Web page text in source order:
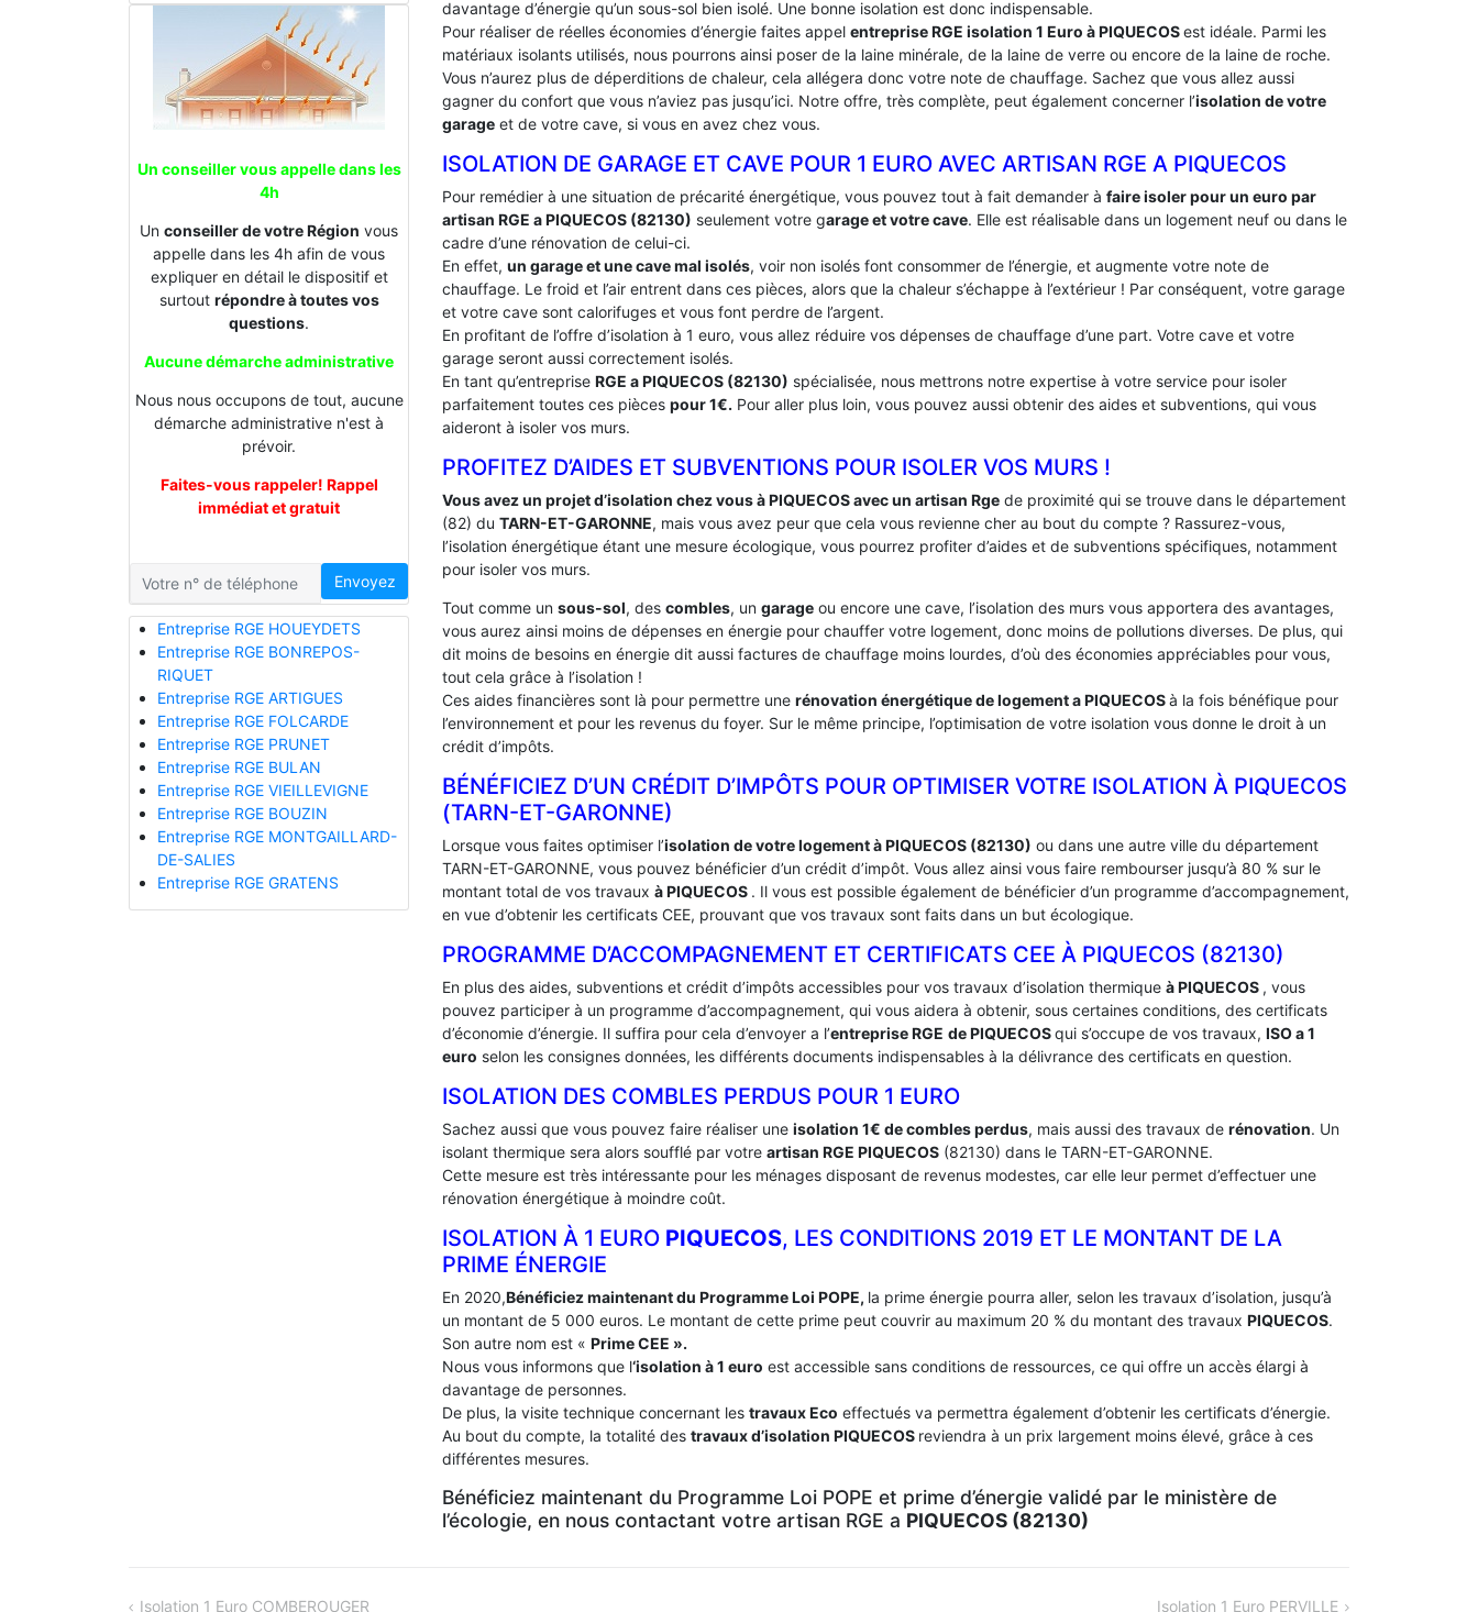
Un conseiller vous appelle dans les
4h
Un conseiller de votre Région vous
appelle dans les 4h afin de vous
expliquer en détail le dispositif et
surtout répondre à toutes vos
questions.
Aucune démarche administrative
Nous nous occupons de tout, aucune
démarche administrative n'est à
prévoir.
Faites-vous rappeler! Rappel
immédiat et gratuit
Envoyez
Entreprise RGE HOUEYDETS
Entreprise RGE BONREPOS-
RIQUET
Entreprise RGE ARTIGUES
Entreprise RGE FOLCARDE
Entreprise RGE PRUNET
Entreprise RGE BULAN
Entreprise RGE VIEILLEVIGNE
Entreprise RGE BOUZIN
Entreprise RGE MONTGAILLARD-
DE-SALIES
Entreprise RGE GRATENS
davantage d’énergie qu’un sous-sol bien isolé. Une bonne isolation est donc indispensable.
Pour réaliser de réelles économies d’énergie faites appel entreprise RGE isolation 1 Euro à PIQUECOSest idéale. Parmi les
matériaux isolants utilisés, nous pourrons ainsi poser de la laine minérale, de la laine de verre ou encore de la laine de roche.
Vous n’aurez plus de déperditions de chaleur, cela allégera donc votre note de chauffage. Sachez que vous allez aussi
gagner du confort que vous n’aviez pas jusqu’ici. Notre offre, très complète, peut également concerner l’isolation de votre
garage et de votre cave, si vous en avez chez vous.
ISOLATION DE GARAGE ET CAVE POUR 1 EURO AVEC ARTISAN RGE A PIQUECOS
Pour remédier à une situation de précarité énergétique, vous pouvez tout à fait demander à faire isoler pour un euro par
artisan RGE a PIQUECOS (82130) seulement votre garage et votre cave. Elle est réalisable dans un logement neuf ou dans le
cadre d’une rénovation de celui-ci.
En effet, un garage et une cave mal isolés, voir non isolés font consommer de l’énergie, et augmente votre note de
chauffage. Le froid et l’air entrent dans ces pièces, alors que la chaleur s’échappe à l’extérieur ! Par conséquent, votre garage
et votre cave sont calorifuges et vous font perdre de l’argent.
En profitant de l’offre d’isolation à 1 euro, vous allez réduire vos dépenses de chauffage d’une part. Votre cave et votre
garage seront aussi correctement isolés.
En tant qu’entreprise RGE a PIQUECOS (82130) spécialisée, nous mettrons notre expertise à votre service pour isoler
parfaitement toutes ces pièces pour 1€. Pour aller plus loin, vous pouvez aussi obtenir des aides et subventions, qui vous
aideront à isoler vos murs.
PROFITEZ D’AIDES ET SUBVENTIONS POUR ISOLER VOS MURS !
Vous avez un projet d’isolation chez vous à PIQUECOS avec un artisan Rge de proximité qui se trouve dans le département
(82) du TARN-ET-GARONNE, mais vous avez peur que cela vous revienne cher au bout du compte ? Rassurez-vous,
l’isolation énergétique étant une mesure écologique, vous pourrez profiter d’aides et de subventions spécifiques, notamment
pour isoler vos murs.
Tout comme un sous-sol, des combles, un garage ou encore une cave, l’isolation des murs vous apportera des avantages,
vous aurez ainsi moins de dépenses en énergie pour chauffer votre logement, donc moins de pollutions diverses. De plus, qui
dit moins de besoins en énergie dit aussi factures de chauffage moins lourdes, d’où des économies appréciables pour vous,
tout cela grâce à l’isolation !
Ces aides financières sont là pour permettre une rénovation énergétique de logement aPIQUECOSà la fois bénéfique pour
l’environnement et pour les revenus du foyer. Sur le même principe, l’optimisation de votre isolation vous donne le droit à un
crédit d’impôts.
BÉNÉFICIEZ D’UN CRÉDIT D’IMPÔTS POUR OPTIMISER VOTRE ISOLATION À ‎PIQUECOS
(TARN-ET-GARONNE)
Lorsque vous faites optimiser l’isolation de votre logement à PIQUECOS (82130) ou dans une autre ville du département
TARN-ET-GARONNE, vous pouvez bénéficier d’un crédit d’impôt. Vous allez ainsi vous faire rembourser jusqu’à 80 % sur le
montant total de vos travaux à PIQUECOS . Il vous est possible également de bénéficier d’un programme d’accompagnement,
en vue d’obtenir les certificats CEE, prouvant que vos travaux sont faits dans un but écologique.
PROGRAMME D’ACCOMPAGNEMENT ET CERTIFICATS CEE À ‎PIQUECOS (82130)
En plus des aides, subventions et crédit d’impôts accessibles pour vos travaux d’isolation thermique à PIQUECOS , vous
pouvez participer à un programme d’accompagnement, qui vous aidera à obtenir, sous certaines conditions, des certificats
d’économie d’énergie. Il suffira pour cela d’envoyer a l’entreprise RGE de PIQUECOSqui s’occupe de vos travaux, ISO a 1
euro selon les consignes données, les différents documents indispensables à la délivrance des certificats en question.
ISOLATION DES COMBLES PERDUS POUR 1 EURO
Sachez aussi que vous pouvez faire réaliser une isolation 1€ de combles perdus, mais aussi des travaux de rénovation. Un
isolant thermique sera alors soufflé par votre artisan RGE PIQUECOS (82130) dans le TARN-ET-GARONNE.
Cette mesure est très intéressante pour les ménages disposant de revenus modestes, car elle leur permet d’effectuer une
rénovation énergétique à moindre coût.
ISOLATION À 1 EURO PIQUECOS, LES CONDITIONS 2019 ET LE MONTANT DE LA
PRIME ÉNERGIE
En 2020,Bénéficiez maintenant du Programme Loi POPE, la prime énergie pourra aller, selon les travaux d’isolation, jusqu’à
un montant de 5 000 euros. Le montant de cette prime peut couvrir au maximum 20 % du montant des travaux PIQUECOS.
Son autre nom est « Prime CEE ».
Nous vous informons que l‘isolation à 1 euro est accessible sans conditions de ressources, ce qui offre un accès élargi à
davantage de personnes.
De plus, la visite technique concernant les travaux Eco effectués va permettra également d’obtenir les certificats d’énergie.
Au bout du compte, la totalité des travaux d’isolation PIQUECOS reviendra à un prix largement moins élevé, grâce à ces
différentes mesures.
Bénéficiez maintenant du Programme Loi POPE et prime d’énergie validé par le ministère de
l’écologie, en nous contactant votre artisan RGE a PIQUECOS (82130)
Isolation 1 Euro COMBEROUGER Isolation 1 Euro PERVILLE